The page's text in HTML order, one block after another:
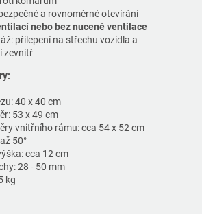
a rovnoměrné otevírání
nebo bez nucené ventilace
přilepení na střechu vozidla a
zevnitř
40 x 40 cm
53 x 49 cm
vnitřního rámu: cca 54 x 52 cm
50°
cca 12 cm
28 - 50 mm
kg